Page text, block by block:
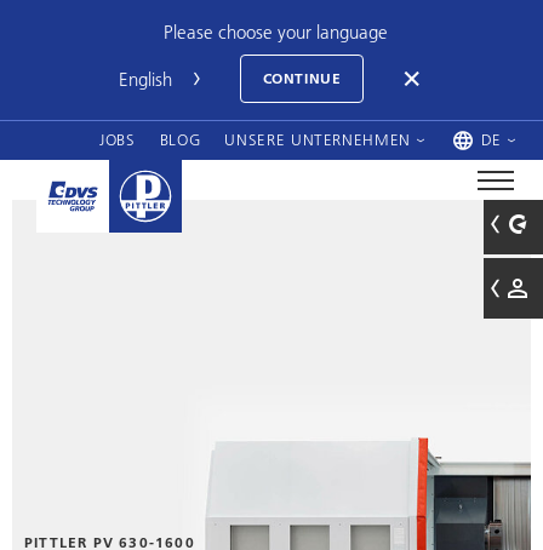
Please choose your language
CONTINUE
JOBS BLOG UNSERE UNTERNEHMEN DE
PITTLER PV 630-1600